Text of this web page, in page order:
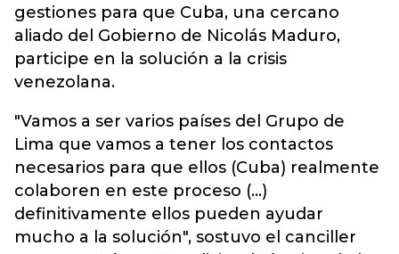
gestiones para que Cuba, una cercano
aliado del Gobierno de Nicolás Maduro,
participe en la solución a la crisis
venezolana.
"Vamos a ser varios países del Grupo de
Lima que vamos a tener los contactos
necesarios para que ellos (Cuba) realmente
colaboren en este proceso (...)
definitivamente ellos pueden ayudar
mucho a la solución", sostuvo el canciller